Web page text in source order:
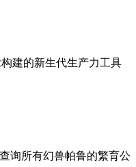
建的新生代生产力工具
询所有幻兽帕鲁的繁育公